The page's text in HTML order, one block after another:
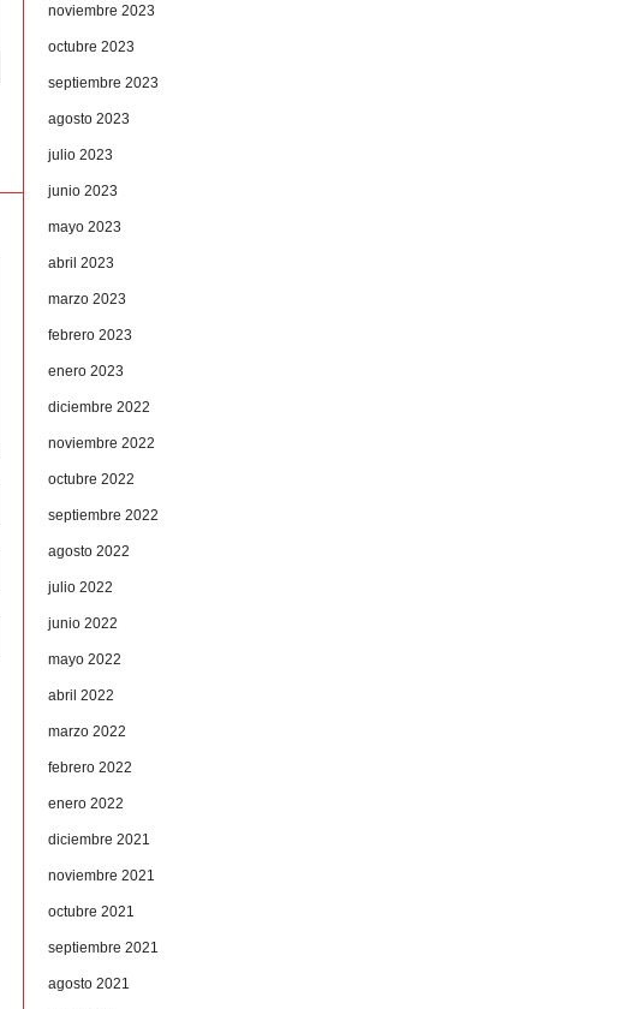
noviembre 2023
octubre 2023
septiembre 2023
agosto 2023
julio 2023
junio 2023
mayo 2023
abril 2023
marzo 2023
febrero 2023
enero 2023
diciembre 2022
noviembre 2022
octubre 2022
septiembre 2022
agosto 2022
julio 2022
junio 2022
mayo 2022
abril 2022
marzo 2022
febrero 2022
enero 2022
diciembre 2021
noviembre 2021
octubre 2021
septiembre 2021
agosto 2021